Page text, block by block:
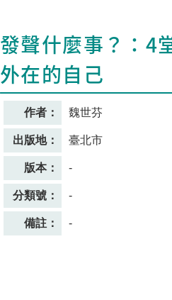
發聲什麼事？：4
外在的自己
作者： 魏世芬
出版地： 臺北市
版本： -
分類號： -
備註： -